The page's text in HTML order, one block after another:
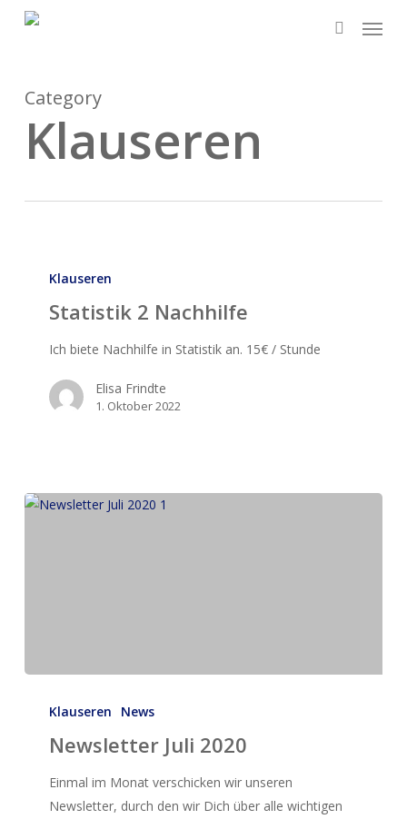
search
Menu
Category
Klauseren
Klauseren
Statistik 2 Nachhilfe
Ich biete Nachhilfe in Statistik an. 15€ / Stunde
Elisa Frindte
1. Oktober 2022
Juli 2020
Klauseren News
Newsletter Juli 2020
Einmal im Monat verschicken wir unseren
Newsletter, durch den wir Dich über alle wichtigen